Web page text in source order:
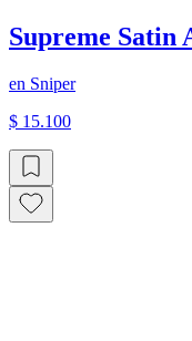
Supreme Satin
en Sniper
$ 15.100